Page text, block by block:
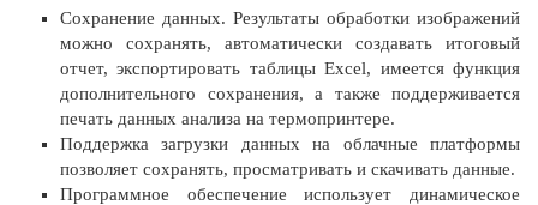
Сохранение данных. Результаты обработки изображений
можно сохранять, автоматически создавать итоговый
отчет, экспортировать таблицы Excel, имеется функция
дополнительного сохранения, а также поддерживается
печать данных анализа на термопринтере.
Поддержка загрузки данных на облачные платформы
позволяет сохранять, просматривать и скачивать данные.
Программное обеспечение использует динамическое